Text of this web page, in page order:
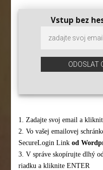
Vstup bez
ODOSLAT
1. Zadajte svoj email a
2. Vo vašej emailovej
SecureLogin Linkod
3. V správe skopírujte dlhý
riadku a kliknite ENTER